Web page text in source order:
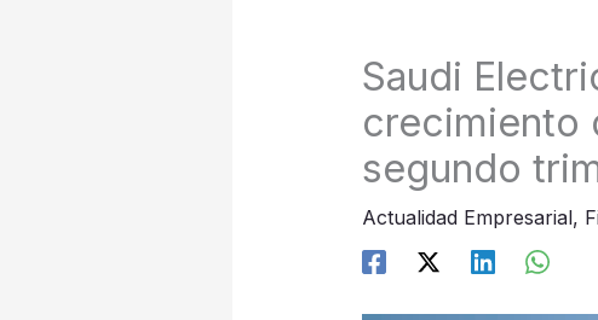
Saudi
crecimiento
segundo
Actualidad Empresarial,